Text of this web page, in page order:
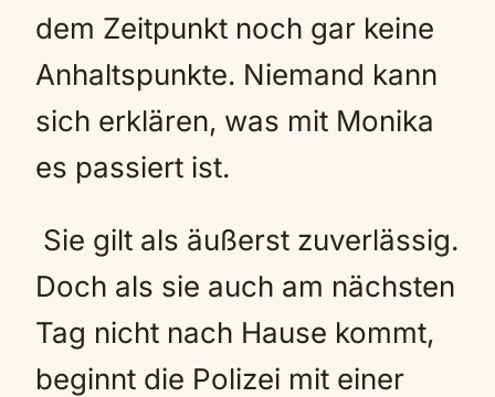
dem Zeitpunkt noch gar keine
Anhaltspunkte. Niemand kann
sich erklären, was mit Monika
es passiert ist.
Sie gilt als äußerst zuverlässig.
Doch als sie auch am nächsten
Tag nicht nach Hause kommt,
beginnt die Polizei mit einer